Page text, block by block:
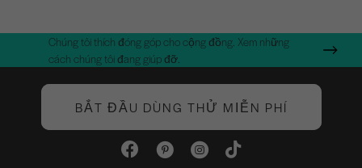
Chúng tôi thích đóng góp cho cộng đồng. Xem những
cách chúng tôi đang giúp đỡ.
BẮT ĐẦU DÙNG THỬ MIỄN PHÍ